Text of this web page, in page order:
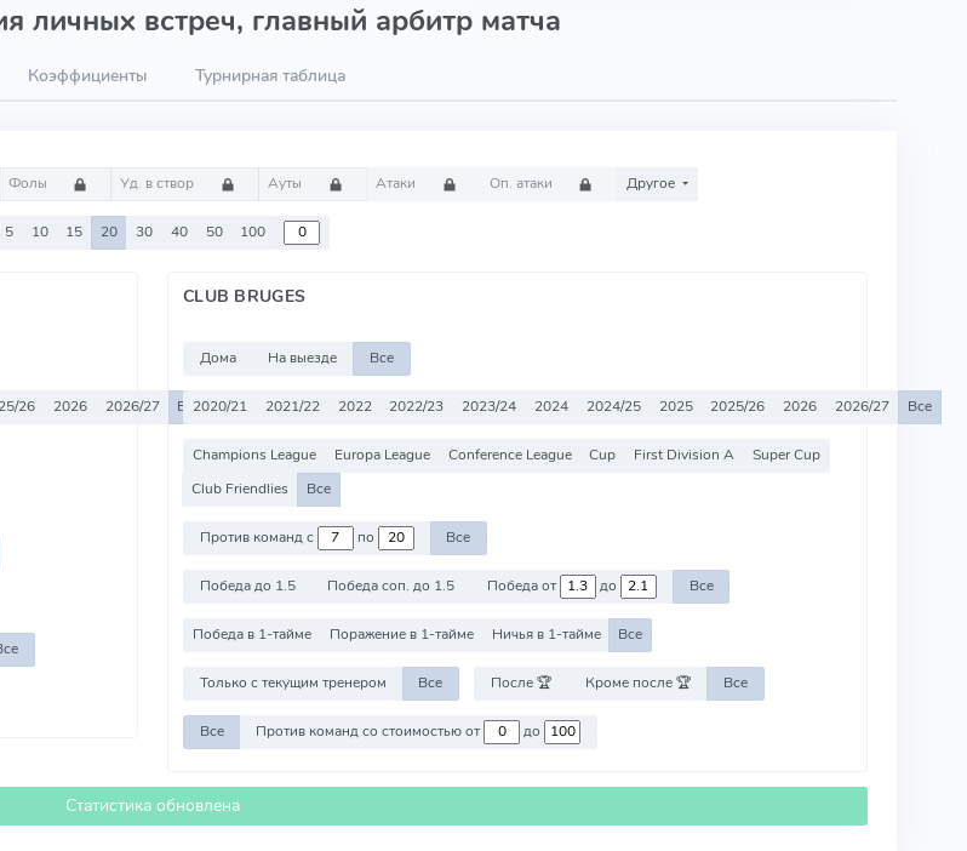
личных встреч, главный арбитр матча
Коэффициенты Турнирная таблица
Фолы Уд. в створ Ауты Атаки Оп. атаки Другое
5 10 15 20 30 40 50 100
26 2026 2026/27 Все
CLUB BRUGES
Дома На выезде Все
2020/21 2021/22 2022 2022/23 2023/24 2024 2024/25 2025 2025/26 2026 2026/27 Все
Champions League Europa League Conference League Cup First Division A
Super Cup
Club Friendlies
Все
Против команд с по Все
Победа до 1.5 Победа соп. до 1.5 Победа от до Все
Победа в 1-тайме Поражение в 1-тайме Ничья в 1-тайме Все
Только с текущим тренером Все После 🏆 Кроме после 🏆 Все
Все Против команд со стоимостью от до
Статистика обновлена